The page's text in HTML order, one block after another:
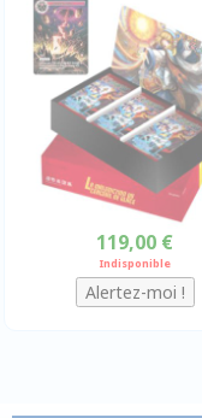
119,00 €
Indisponible